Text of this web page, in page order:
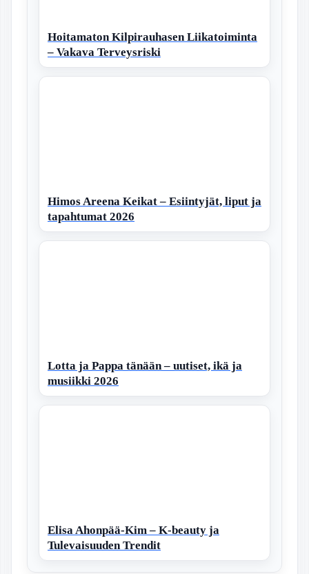
Hoitamaton Kilpirauhasen Liikatoiminta
– Vakava Terveysriski
Himos Areena Keikat – Esiintyjät, liput ja
tapahtumat 2026
Lotta ja Pappa tänään – uutiset, ikä ja
musiikki 2026
Elisa Ahonpää-Kim – K-beauty ja
Tulevaisuuden Trendit